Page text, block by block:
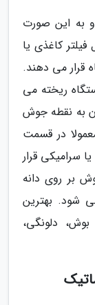
و به این صورت
فیلتر کاغذی یا
قرار می دهند.
ریخته می
به نقطه جوش
در قسمت
سرامیکی قرار
بر روی دانه
شود. بهترین
بوش، دلونگی،